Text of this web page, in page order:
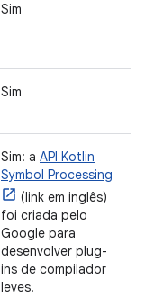
Sim
Sim
Sim: a API Kotlin
Symbol Processing
(link em inglês)
foi criada pelo
Google para
desenvolver plug-
ins de compilador
leves.